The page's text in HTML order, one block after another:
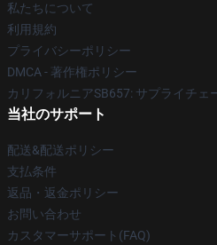
私たちについて
利用規約
プライバシーポリシー
DMCA - 著作権ポリシー
カリフォルニアSB657: サプライチェ
当社のサポート
配送&配送ポリシー
支払条件
返品・返金ポリシー
お問い合わせ
カスタマーサポート(FAQ)